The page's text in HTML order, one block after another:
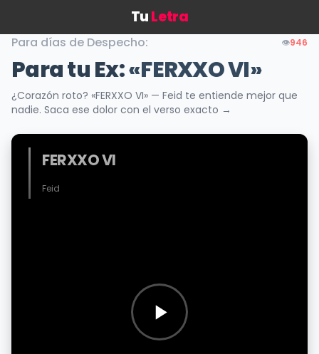
TuLetra
Para días de Despecho: 👁️946
Para tu Ex:«FERXXO VI»
¿Corazón roto? «FERXXO VI» — Feid te entiende mejor que
nadie. Saca ese dolor con el verso exacto →
FERXXO VI
Feid